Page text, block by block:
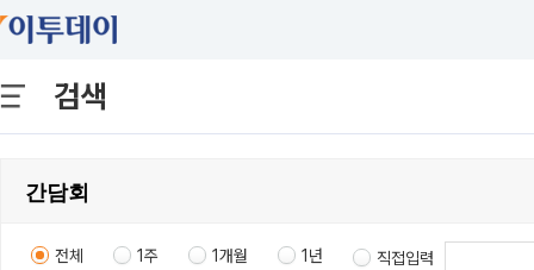
검색
전체 1주 1개월 1년 직접입력